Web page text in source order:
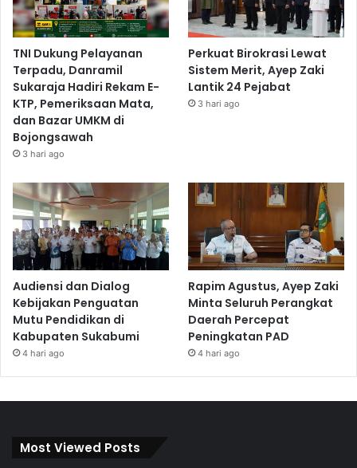
TNI Dukung Pelayanan
Terpadu, Danramil
Sukaraja Hadiri Rekam E-
KTP, Pemeriksaan Mata,
dan Bazar UMKM di
Bojongsawah
3 hari ago
Perkuat Birokrasi Lewat
Sistem Merit, Ayep Zaki
Lantik 24 Pejabat
3 hari ago
Audiensi dan Dialog
Kebijakan Penguatan
Mutu Pendidikan di
Kabupaten Sukabumi
4 hari ago
Rapim Agustus, Ayep Zaki
Minta Seluruh Perangkat
Daerah Percepat
Peningkatan PAD
4 hari ago
Most Viewed Posts